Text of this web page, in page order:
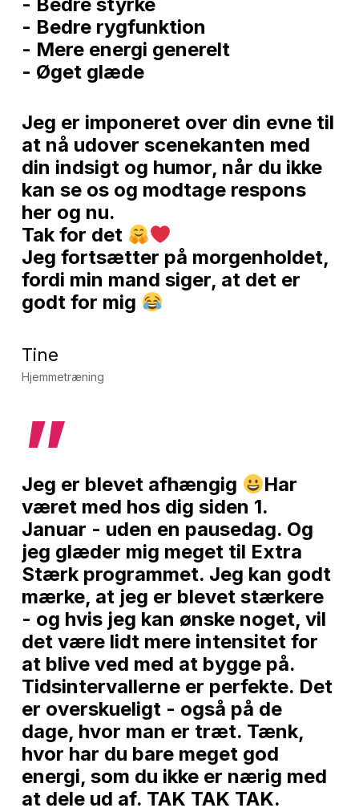
- Bedre rygfunktion
- Mere energi generelt
- Øget glæde
Jeg er imponeret over din evne til
at nå udover scenekanten med
din indsigt og humor, når du ikke
kan se os og modtage respons
her og nu.
Tak for det
Jeg fortsætter på morgenholdet,
fordi min mand siger, at det er
godt for mig
Tine
Hjemmetræning
”
Jeg er blevet afhængig
Har
været med hos dig siden 1.
Januar - uden en pausedag. Og
jeg glæder mig meget til Extra
Stærk programmet. Jeg kan godt
mærke, at jeg er blevet stærkere
- og hvis jeg kan ønske noget, vil
det være lidt mere intensitet for
at blive ved med at bygge på.
Tidsintervallerne er perfekte. Det
er overskueligt - også på de
dage, hvor man er træt. Tænk,
hvor har du bare meget god
energi, som du ikke er nærig med
at dele ud af. TAK TAK TAK.